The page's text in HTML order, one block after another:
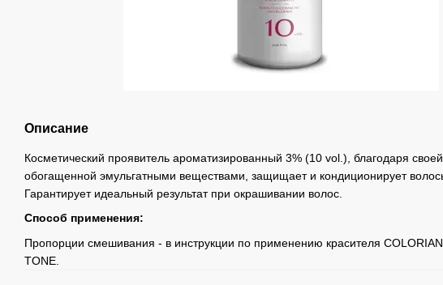
Описание
Косметический проявитель ароматизированный 3% (10 vol.), благодаря
обогащенной эмульгатными веществами, защищает и кондиционирует
Гарантирует идеальный результат при окрашивании волос.
Способ применения:
Пропорции смешивания - в инструкции по применению красителя
TONE.